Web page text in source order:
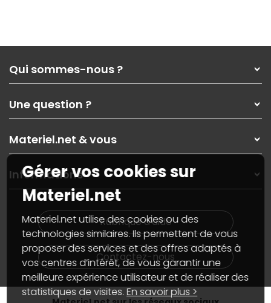
Qui sommes-nous ?
Nos services
Les magasins Materiel.net
Nos solutions pour les pros
Contactez-nous
Une question ?
Paiement, livraison
Garanties,Pack Zen
SAV, demander un retour
Informations
Guides d'achats et tutoriels
Materiel.net & vous
On répare votre PC portable
On rachète votre carte graphique
PC sur mesure : Votre RDV personnalisé
Notre démarche écologique
Materiel.net recrute
Notre programme d'affiliation
Partenariat & Sponsoring
Informations
Plan du site
Nos marques
Conditions générales de vente
Marketplace
Informations légales
Données personnellesetcookies
Gérer vos cookies
Accessibilité : non conforme
Rubrique d'aide
Contactez-nous
Gérer vos cookies sur
Materiel.net
Materiel.net utilise des cookies ou des
technologies similaires. Ils permettent de vous
proposer des services et des offres adaptés à
vos centres d’intérêt, de vous garantir une
meilleure expérience utilisateur et de réaliser des
statistiques de visites.En savoir plus >